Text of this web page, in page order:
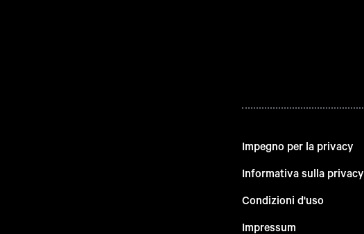
Impegno per la privacy
Informativa sulla privacy
Condizioni d'uso
Impressum